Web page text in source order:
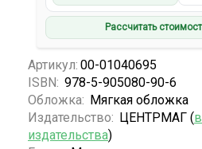
Рассчитать
Артикул: 00-01040695
ISBN: 978-5-905080-90-6
Обложка: Мягкая обложка
Издательство: ЦЕНТРМАГ (
издательства)